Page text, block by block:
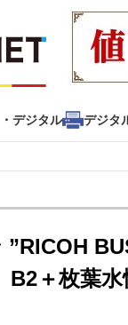
デジタル デジタ
集記事 動画コ
ジタル デジタル
”RICOH
B2＋枚葉